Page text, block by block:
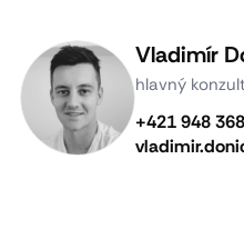
Vladimír
hlavný
+421 948